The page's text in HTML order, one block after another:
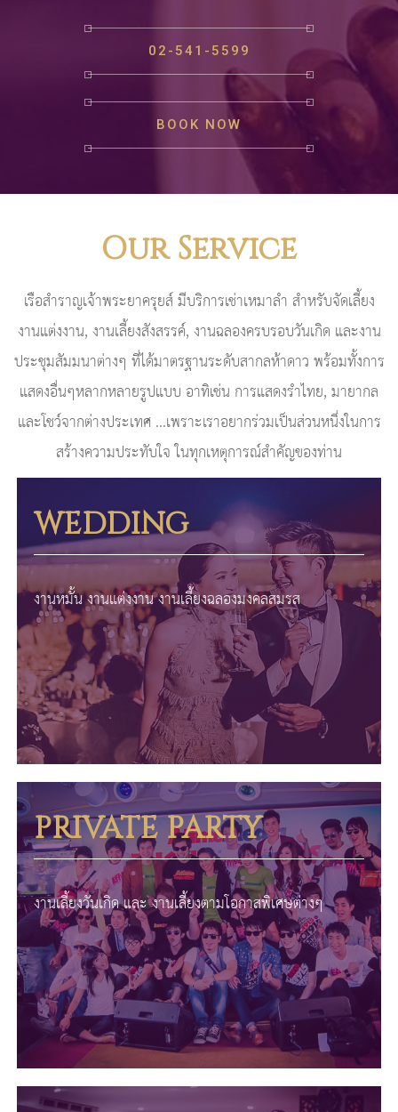
02-541-5599
BOOK NOW
Our Service
เรือสำราญเจ้าพระยาครุยส์ มีบริการเช่าเหมาลำ สำหรับจัดเลี้ยง
งานแต่งงาน, งานเลี้ยงสังสรรค์, งานฉลองครบรอบวันเกิด และงาน
ประชุมสัมมนาต่างๆ ที่ได้มาตรฐานระดับสากลห้าดาว พร้อมทั้งการ
แสดงอื่นๆหลากหลายรูปแบบ อาทิเช่น การแสดงรำไทย, มายากล
และโชว์จากต่างประเทศ ...เพราะเราอยากร่วมเป็นส่วนหนึ่งในการ
สร้างความประทับใจ ในทุกเหตุการณ์สำคัญของท่าน
WEDDING
งานหมั้น งานแต่งงาน งานเลี้ยงฉลองมงคลสมรส
PRIVATE PARTY
งานเลี้ยงวันเกิด และ งานเลี้ยงตามโอกาสพิเศษต่างๆ